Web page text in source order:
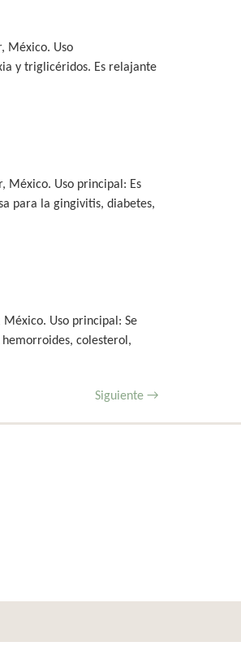
México. Uso
y triglicéridos. Es relajante
México. Uso principal: Es
para la gingivitis, diabetes,
Uso principal: Se
colesterol,
Siguiente →